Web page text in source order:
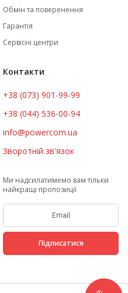
Обмін та поверенення
Гарантія
Сервісні центри
Контакти
+38 (073) 901-99-99
+38 (044) 536-00-94
info@powercom.ua
Зворотній зв'язок
Ми надсилатимемо вам тільки
найкращі пропозиції
Підписатися